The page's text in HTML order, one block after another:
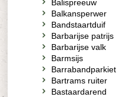
Balispreeuw
Balkansperwer
Bandstaartduif
Barbarijse patrijs
Barbarijse valk
Barmsijs
Barrabandparkiet
Bartrams ruiter
Bastaardarend